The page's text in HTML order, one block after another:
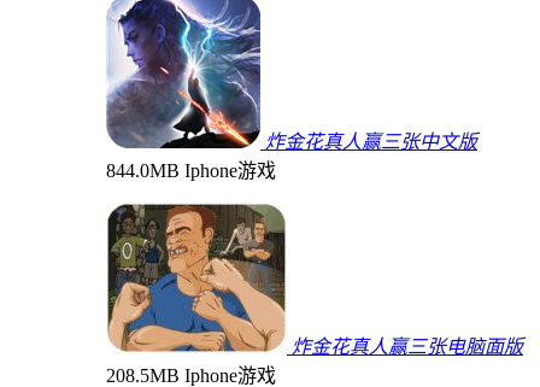
炸金花真人赢三张中文版
844.0MB Iphone游戏
炸金花真人赢三张电脑面版
208.5MB Iphone游戏